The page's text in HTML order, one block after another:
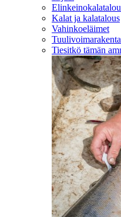
Kalat ja kalatalous
Vahinkoeläimet
Tiesitkö tämän